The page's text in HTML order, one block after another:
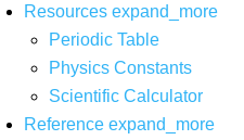
Resources expand_more
Periodic Table
Physics Constants
Scientific Calculator
Reference expand_more